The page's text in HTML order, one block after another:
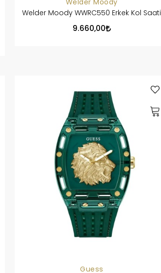
Welder Moody
Welder Moody WWRC550 Erkek Kol Saati
9.660,00
Guess